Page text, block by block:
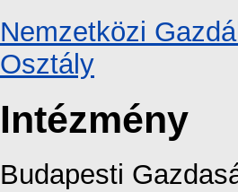
Nemzetközi
Osztály
Intézmény
Budapesti